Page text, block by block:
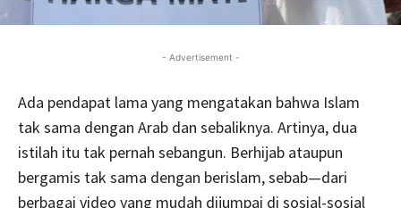
- Advertisement -
Ada pendapat lama yang mengatakan bahwa Islam
tak sama dengan Arab dan sebaliknya. Artinya, dua
istilah itu tak pernah sebangun. Berhijab ataupun
bergamis tak sama dengan berislam, sebab—dari
berbagai video yang mudah dijumpai di sosial-sosial